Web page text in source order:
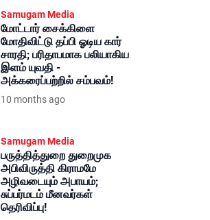
Samugam Media
மோட்டார் சைக்கிளை
மோதிவிட்டு தப்பி ஓடிய கார்
சாரதி; பரிதாபமாக பலியாகிய
இளம் யுவதி -
அக்கரைப்பற்றில் சம்பவம்!
10 months ago
Samugam Media
பருத்தித்துறை துறைமுக
அபிவிருத்தி கிராமமே
அழிவடையும் அபாயம்;
சுப்பர்மடம் மீனவர்கள்
தெரிவிப்பு!